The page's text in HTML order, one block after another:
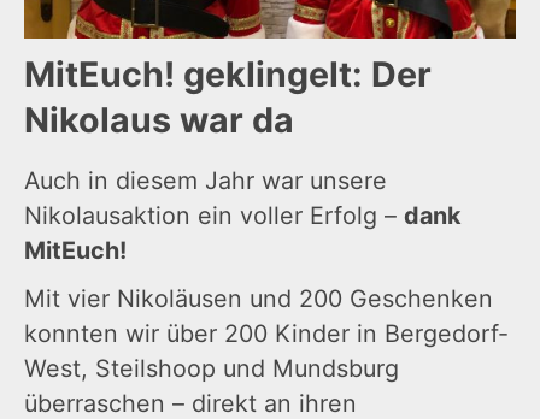
MitEuch! geklingelt: Der
Nikolaus war da
Auch in diesem Jahr war unsere
Nikolausaktion ein voller Erfolg – dank
MitEuch!
Mit vier Nikoläusen und 200 Geschenken
konnten wir über 200 Kinder in Bergedorf-
West, Steilshoop und Mundsburg
überraschen – direkt an ihren